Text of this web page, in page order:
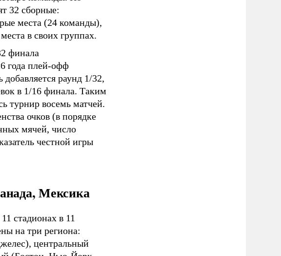
32 сборные:
места (24 команды),
в своих группах.
финала
года плей-офф
раунд 1/32,
в 1/16 финала. Таким
турнир восемь матчей.
очков (в порядке
мячей, число
честной игры
Мексика
стадионах в 11
на три региона:
центральный